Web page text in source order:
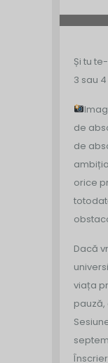
Și tu
3 sau
de
de
orice
Dacă
viața
pauză,